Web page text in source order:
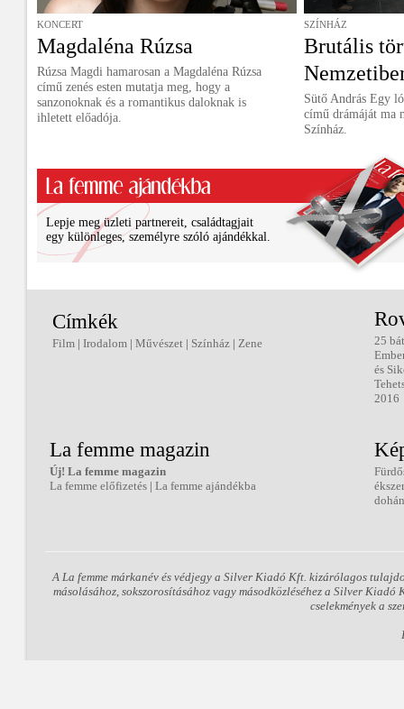
KONCERT
Magdaléna Rúzsa
Rúzsa Magdi hamarosan a Magdaléna Rúzsa
című zenés esten mutatja meg, hogy a
sanzonoknak és a romantikus daloknak is
ihletett előadója.
SZÍNHÁZ
Brutális
Sütő András Egy
című drámáját ma
Színház.
Lepje meg üzleti partnereit, családtagjait
egy különleges, személyre szóló ajándékkal.
Címkék
Film | Irodalom | Művészet | Színház | Zene
25
és
2016
La femme magazin
Új! La femme magazin
La femme előfizetés | La femme ajándékba
A La femme márkanév és védjegy a Silver Kiadó Kft. kizárólagos
másolásához, sokszorosításához vagy másodközléséhez a Silver
cselekmények a